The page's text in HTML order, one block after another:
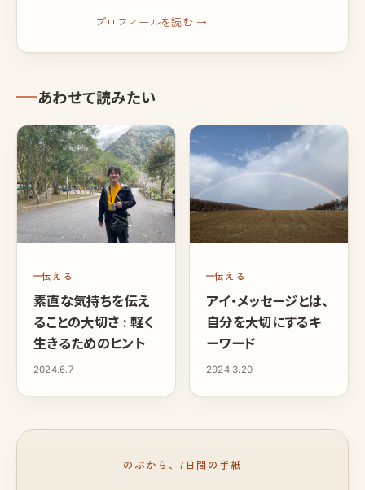
プロフィールを読む →
あわせて読みたい
伝える
素直な気持ちを伝え
ることの大切さ : 軽く
生きるためのヒント
2024.6.7
伝える
アイ・メッセージとは、
自分を大切にするキ
ーワード
2024.3.20
のぶから、7日間の手紙